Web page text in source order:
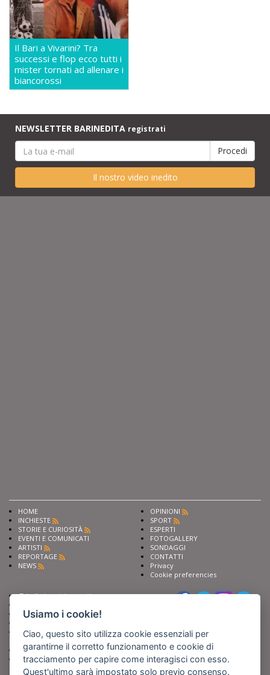
Il Bari a Vivarini? Tra
successi e flop ecco tutti i
mister tornati ad allenare i
biancorossi
NEWSLETTER BARINEDITA registrati
Il nostro video inedito
HOME
INCHIESTE
STORIE E CURIOSITÀ
EVENTI E COMUNICATI
ARTISTI
REPORTAGE
NEWS
OPINIONI
SPORT
ESPERTI
FOTOGALLERY
SONDAGGI
CONTATTI
Privacy
Cookie preferencies
Chiedi ai nostri esperti
Fai pubblicità con noi
Iscriviti al nostro corso di
giornalismo
Compra i nostri libri
Entra in Barinedita Map
Usiamo i cookie!
Ciao, questo sito utilizza cookie essenziali per
garantirne il corretto funzionamento e cookie di
tracciamento per capire come interagisci con esso.
Quest'ultimo sarà impostato solo previo consenso.